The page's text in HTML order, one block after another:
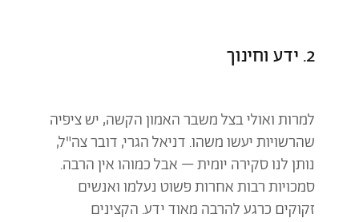
2. ידע וחינוך
למרות ואולי בצל משבר האמון הקשה, יש ציפיה
שהרשויות יעשו משהו. דניאל הגרי, דובר צה"ל,
נותן לנו סקירה יומית – אבל כמוהו אין הרבה.
סמכויות רבות אחרות פשוט נעלמו ואנשים
זקוקים כרגע להרבה מאוד ידע. הקצינים